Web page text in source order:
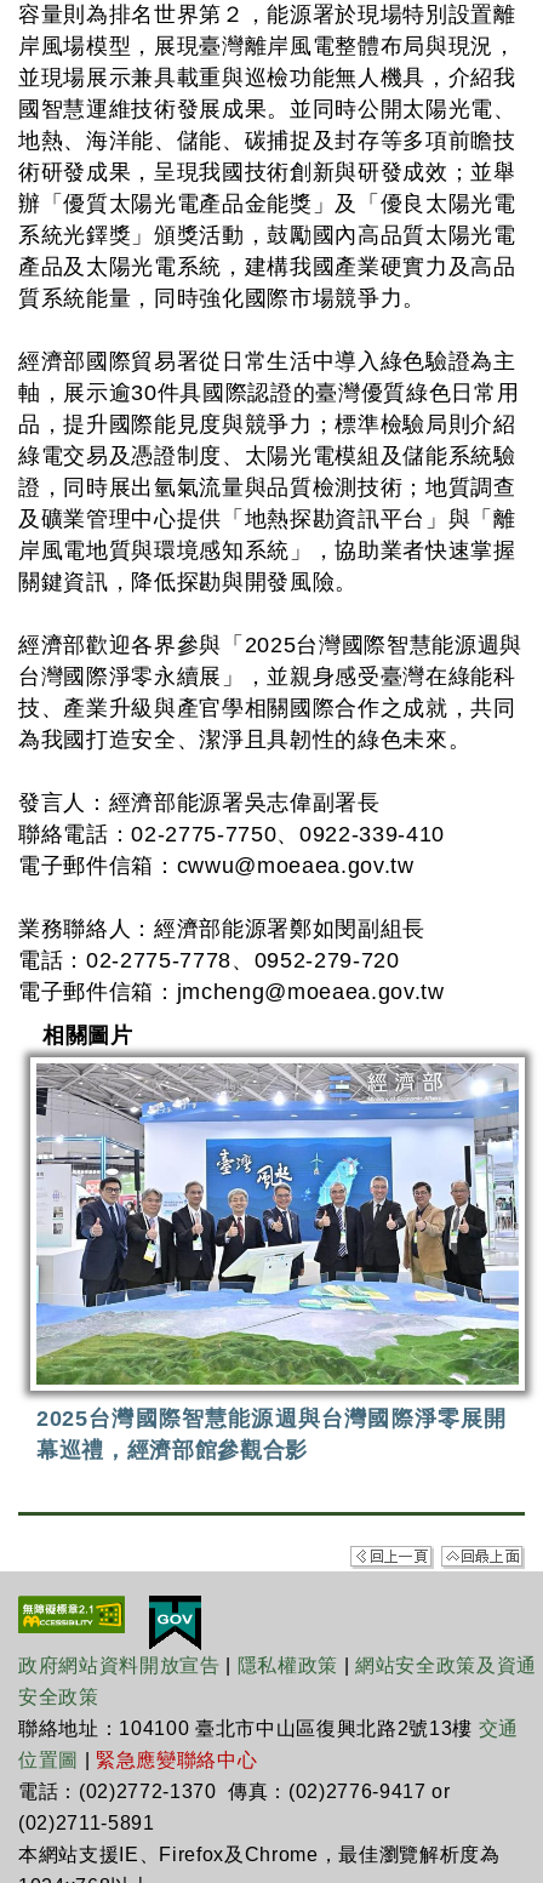
容量則為排名世界第２，能源署於現場特別設置離
岸風場模型，展現臺灣離岸風電整體布局與現況，
並現場展示兼具載重與巡檢功能無人機具，介紹我
國智慧運維技術發展成果。並同時公開太陽光電、
地熱、海洋能、儲能、碳捕捉及封存等多項前瞻技
術研發成果，呈現我國技術創新與研發成效；並舉
辦「優質太陽光電產品金能獎」及「優良太陽光電
系統光鐸獎」頒獎活動，鼓勵國內高品質太陽光電
產品及太陽光電系統，建構我國產業硬實力及高品
質系統能量，同時強化國際市場競爭力。
經濟部國際貿易署從日常生活中導入綠色驗證為主
軸，展示逾30件具國際認證的臺灣優質綠色日常用
品，提升國際能見度與競爭力；標準檢驗局則介紹
綠電交易及憑證制度、太陽光電模組及儲能系統驗
證，同時展出氫氣流量與品質檢測技術；地質調查
及礦業管理中心提供「地熱探勘資訊平台」與「離
岸風電地質與環境感知系統」，協助業者快速掌握
關鍵資訊，降低探勘與開發風險。
經濟部歡迎各界參與「2025台灣國際智慧能源週與
台灣國際淨零永續展」，並親身感受臺灣在綠能科
技、產業升級與產官學相關國際合作之成就，共同
為我國打造安全、潔淨且具韌性的綠色未來。
發言人：經濟部能源署吳志偉副署長
聯絡電話：02-2775-7750、0922-339-410
電子郵件信箱： cwwu@moeaea.gov.tw
業務聯絡人：經濟部能源署鄭如閔副組長
電話：02-2775-7778、0952-279-720
電子郵件信箱： jmcheng@moeaea.gov.tw
相關圖片
2025台灣國際智慧能源週與台灣國際淨零展開
幕巡禮，經濟部館參觀合影
政府網站資料開放宣告 隱私權政策 |網站安全政策及資通
安全政策
聯絡地址：104100 臺北市中山區復興北路2號13樓 交通
位置圖
緊急應變聯絡中心
電話：(02)2772-1370 傳真：(02)2776-9417 or
(02)2711-5891
本網站支援IE、Firefox及Chrome，最佳瀏覽解析度為